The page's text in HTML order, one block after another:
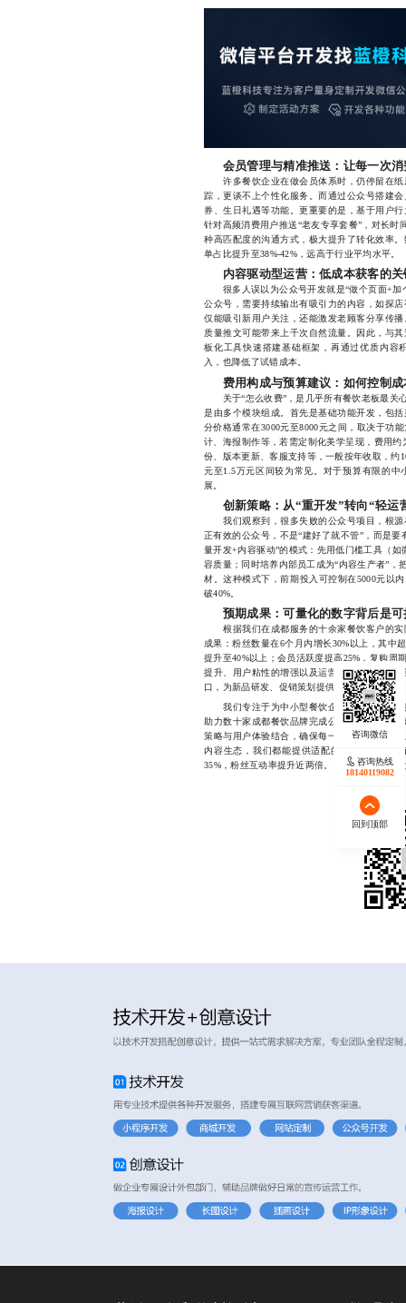
会员管理与精准推送：让每一次
许多餐饮企业在做会员体系时，仍停留在纸
踪，更谈不上个性化服务。而通过公众号搭建
券、生日礼遇等功能。更重要的是，基于用户
针对高频消费用户推送“老友专享套餐”，对长时
种高匹配度的沟通方式，极大提升了转化效率
单占比提升至38%-42%，远高于行业平均水平。
内容驱动型运营：低成本获客的
很多人误以为公众号开发就是“做个页面+加
公众号，需要持续输出有吸引力的内容，如探
仅能吸引新用户关注，还能激发老顾客分享传
质量推文可能带来上千次自然流量。因此，与
板化工具快速搭建基础框架，再通过优质内容
入，也降低了试错成本。
费用构成与预算建议：如何控制
关于“怎么收费”，是几乎所有餐饮老板最关
是由多个模块组成。首先是基础功能开发，包
分价格通常在3000元至8000元之间，取决于功
计、海报制作等，若需定制化美学呈现，费用
份、版本更新、客服支持等，一般按年收取，约
元至1.5万元区间较为常见。对于预算有限的
展。
创新策略：从“重开发”转向“轻运
我们观察到，很多失败的公众号项目，根源
正有效的公众号，不是“建好了就不管”，而是
量开发+内容驱动”的模式：先用低门槛工具（
容质量；同时培养内部员工成为“内容生产者”
材。这种模式下，前期投入可控制在5000元以
破40%。
预期成果：可量化的数字背后是
根据我们在成都服务的十余家餐饮客户的实
成果：粉丝数量在6个月内增长30%以上，其中
提升至40%以上；会员活跃度提高25%，复购周
提升、用户粘性的增强以及运营效率的优化。
口，为新品研发、促销策划提供了真实数据支持
我们专注于为中小型餐饮企业提供高效、可
助力数十家成都餐饮品牌完成公众号从0到1的
策略与用户体验结合，确保每一分钱都花在刀
内容生态，我们都能提供适配的方案。目前已
35%，粉丝互动率提升近两倍。如果你正在考虑
咨询热线
18140119082
回到顶部